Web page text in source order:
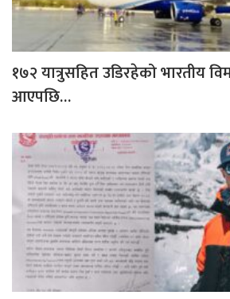
१७२ यात्रुसहित उडिरहेको भारतीय
आएपछि…